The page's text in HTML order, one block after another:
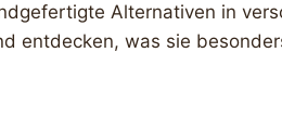
Alternativen in
entdecken, was sie